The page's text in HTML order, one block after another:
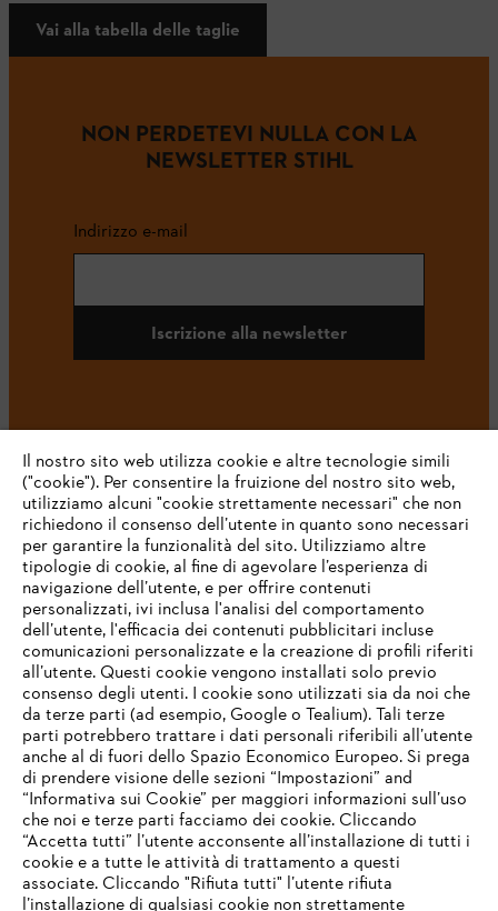
Vai alla tabella delle taglie
NON PERDETEVI NULLA CON LA
NEWSLETTER STIHL
Indirizzo e-mail
Iscrizione alla newsletter
#STIHL
L’azienda
STIHL FAQ
Service
IHR BROWSER WIRD NICHT
UNTERSTÜTZT
Il nostro sito web utilizza cookie e altre tecnologie simili
("cookie"). Per consentire la fruizione del nostro sito web,
utilizziamo alcuni "cookie strettamente necessari" che non
richiedono il consenso dell’utente in quanto sono necessari
per garantire la funzionalità del sito. Utilizziamo altre
tipologie di cookie, al fine di agevolare l’esperienza di
navigazione dell’utente, e per offrire contenuti
personalizzati, ivi inclusa l'analisi del comportamento
dell’utente, l'efficacia dei contenuti pubblicitari incluse
comunicazioni personalizzate e la creazione di profili riferiti
all’utente. Questi cookie vengono installati solo previo
consenso degli utenti. I cookie sono utilizzati sia da noi che
da terze parti (ad esempio, Google o Tealium). Tali terze
parti potrebbero trattare i dati personali riferibili all’utente
anche al di fuori dello Spazio Economico Europeo. Si prega
di prendere visione delle sezioni “Impostazioni” and
“Informativa sui Cookie” per maggiori informazioni sull’uso
che noi e terze parti facciamo dei cookie. Cliccando
“Accetta tutti” l’utente acconsente all’installazione di tutti i
cookie e a tutte le attività di trattamento a questi
associate. Cliccando "Rifiuta tutti" l’utente rifiuta
l’installazione di qualsiasi cookie non strettamente